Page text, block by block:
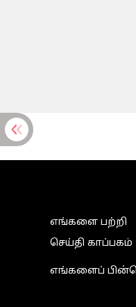
எங்களை பற்றி
செய்தி காப்பகம்
எங்களைப்